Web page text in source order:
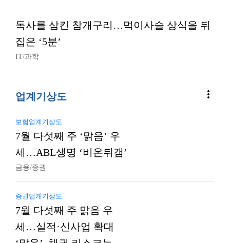
독사를 삼킨 참개구리…먹이사슬 상식을 뒤
집은 ‘5분’
IT/과학
업계기상도 more_vert
보험업계기상도
7월 다섯째 주 ‘맑음’ 우
세…ABL생명 ‘비온뒤갬’
금융/증권
증권업계기상도
7월 다섯째 주 맑음 우
세…실적·신사업 확대